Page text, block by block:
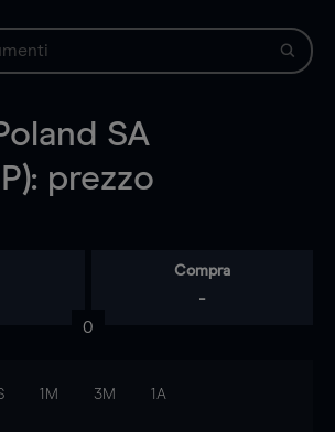
SA
prezzo
Compra
-
0
1M 3M 1A